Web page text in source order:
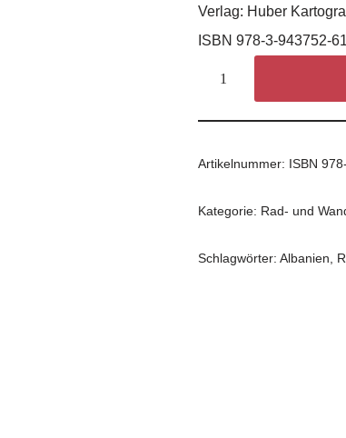
Verlag: Huber
ISBN 978-3-943752-
Artikelnummer: ISBN
Kategorie: Rad- und
Schlagwörter:Albanien,